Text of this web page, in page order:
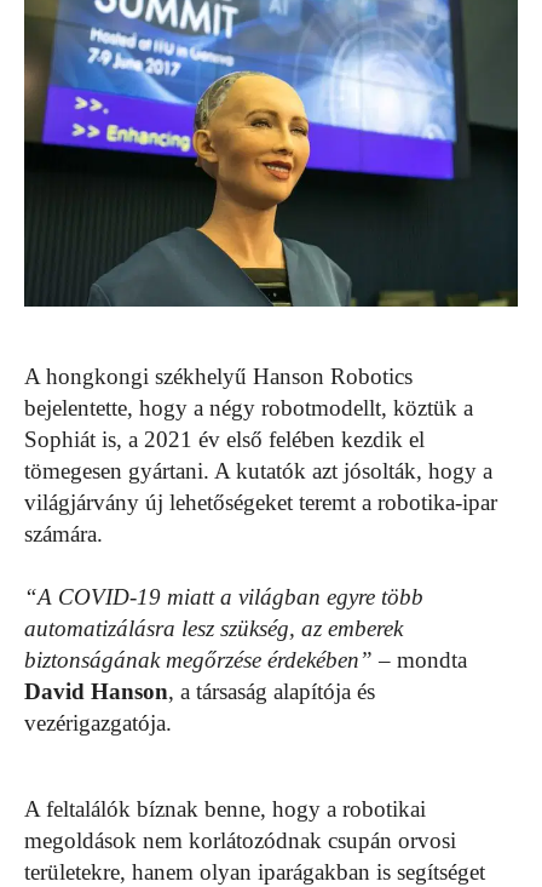
A hongkongi székhelyű Hanson Robotics
bejelentette, hogy a négy robotmodellt, köztük a
Sophiát is, a 2021 év első felében kezdik el
tömegesen gyártani. A kutatók azt jósolták, hogy a
világjárvány új lehetőségeket teremt a robotika-ipar
számára.
“A COVID-19 miatt a világban egyre több
automatizálásra lesz szükség, az emberek
biztonságának megőrzése érdekében” – mondta
David Hanson, a társaság alapítója és
vezérigazgatója.
A feltalálók bíznak benne, hogy a robotikai
megoldások nem korlátozódnak csupán orvosi
területekre, hanem olyan iparágakban is segítséget